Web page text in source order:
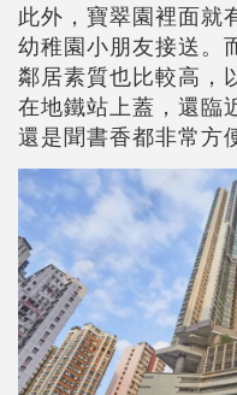
此外，寶翠園裡面就
幼稚園小朋友接送。
鄰居素質也比較高，
在地鐵站上蓋，還臨
還是聞書香都非常方